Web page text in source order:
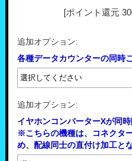
[ポイント還元
追加オプション:
各種データカウンターの同時
追加オプション:
イヤホンコンバーターXが同時
※こちらの機種は、コネクタ
め、配線同士の直付け加工と